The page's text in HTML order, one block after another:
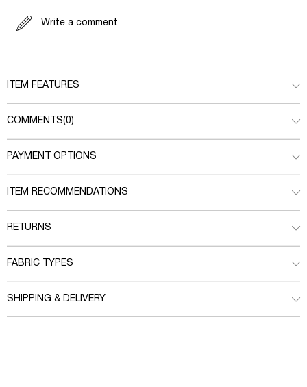
Write a comment
ITEM FEATURES
COMMENTS(0)
PAYMENT OPTIONS
ITEM RECOMMENDATIONS
RETURNS
FABRIC TYPES
SHIPPING & DELIVERY